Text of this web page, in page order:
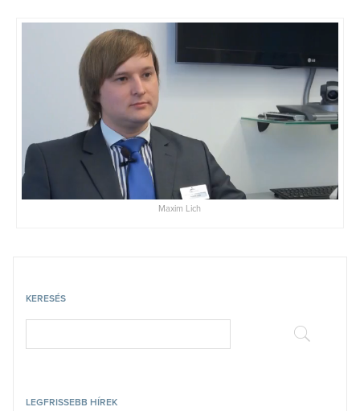
KERESÉS
LEGFRISSEBB HÍREK
Maxim Lich